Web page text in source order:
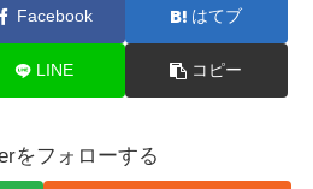
Facebook はてブ
LINE コピー
をフォローする